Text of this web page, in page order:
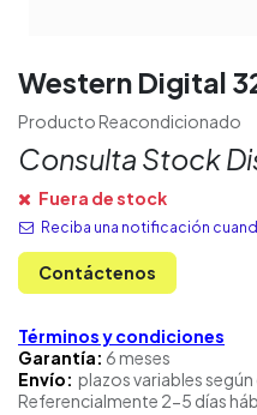
Western Digital
Producto Reacondicionado
Consulta Stock
Fuera de stock
Reciba una notificación
Contáctenos
Términos y condiciones
Garantía: 6 meses
Envío: plazos variables según
Referencialmente 2-5 días